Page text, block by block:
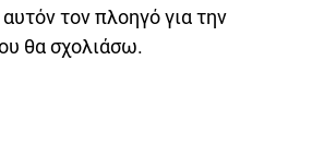
τον πλοηγό για την
θα σχολιάσω.